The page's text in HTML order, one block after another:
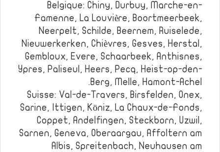
Belgique: Chiny, Durbuy, Marche-en-
Famenne, La Louvière, Boortmeerbeek,
Neerpelt, Schilde, Beernem, Ruiselede,
Nieuwerkerken, Chièvres, Gesves, Herstal,
Gembloux, Evere, Schaarbeek, Anthisnes,
Ypres, Paliseul, Heers, Pecq, Heist-op-den-
Berg, Melle, Hamont-Achel.
Suisse: Val-de-Travers, Birsfelden, Onex,
Sarine, Ittigen, Köniz, La Chaux-de-Fonds,
Coppet, Andelfingen, Steckborn, Uzwil,
Sarnen, Geneva, Oberaargau, Affoltern am
Albis, Spreitenbach, Neuhausen am